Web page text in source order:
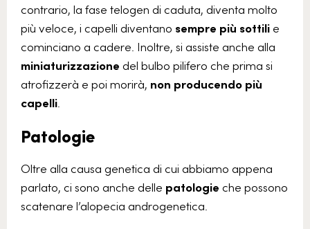
contrario, la fase telogen di caduta, diventa molto
più veloce, i capelli diventano sempre più sottili e
cominciano a cadere. Inoltre, si assiste anche alla
miniaturizzazione del bulbo pilifero che prima si
atrofizzerà e poi morirà, non producendo più
capelli.
Patologie
Oltre alla causa genetica di cui abbiamo appena
parlato, ci sono anche delle patologie che possono
scatenare l’alopecia androgenetica.